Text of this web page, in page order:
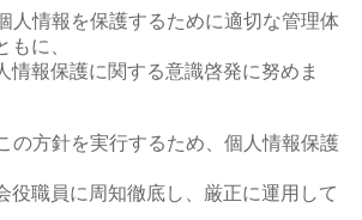
人情報を保護するために適切な管理体
もに、
報保護に関する意識啓発に努めま
の方針を実行するため、個人情報保護
職員に周知徹底し、厳正に運用して